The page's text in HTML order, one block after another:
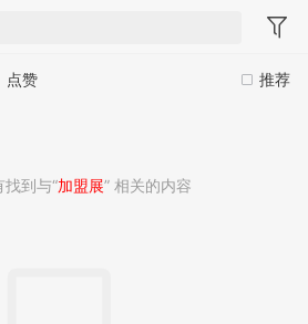
推荐
点赞
到与“加盟展” 相关的内容